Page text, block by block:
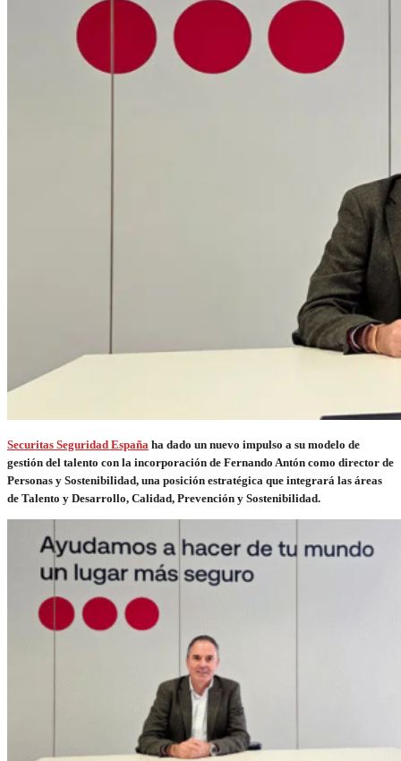
Securitas Seguridad España ha dado un nuevo impulso a su modelo de
gestión del talento con la incorporación de Fernando Antón como director de
Personas y Sostenibilidad, una posición estratégica que integrará las áreas
de Talento y Desarrollo, Calidad, Prevención y Sostenibilidad.